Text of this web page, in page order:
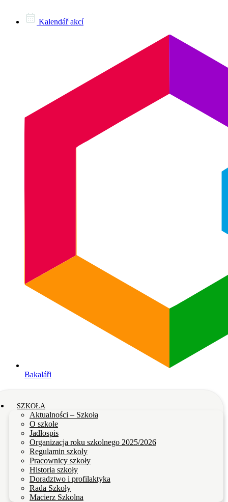
Kalendář akcí
Bakaláři
SZKOŁA
Aktualności – Szkoła
O szkole
Jadłospis
Organizacja roku szkolnego 2025/2026
Regulamin szkoly
Pracownicy szkoły
Historia szkoły
Doradztwo i profilaktyka
Rada Szkoły
Macierz Szkolna